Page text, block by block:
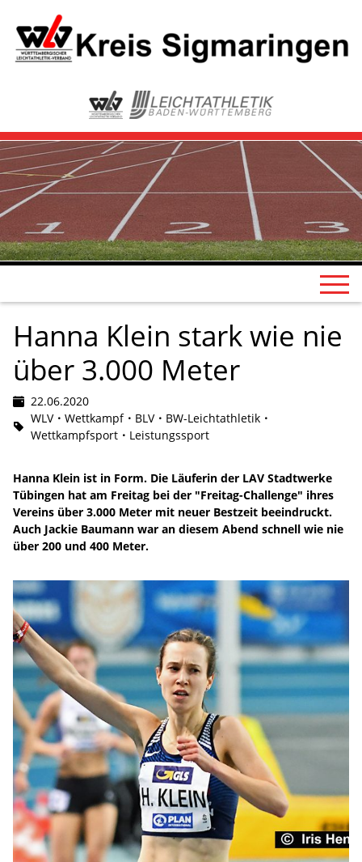
Hanna Klein stark wie nie
über 3.000 Meter
22.06.2020
WLV
Wettkampf BLV
BW-Leichtathletik
Wettkampfsport
Leistungssport
Hanna Klein ist in Form. Die Läuferin der LAV Stadtwerke
Tübingen hat am Freitag bei der "Freitag-Challenge" ihres
Vereins über 3.000 Meter mit neuer Bestzeit beeindruckt.
Auch Jackie Baumann war an diesem Abend schnell wie nie
über 200 und 400 Meter.